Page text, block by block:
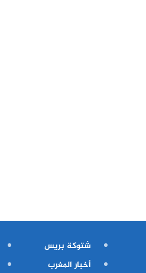
شتوكة بريس
أخبار المغرب